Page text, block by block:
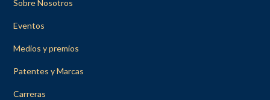
Sobre Nosotros
Eventos
Medios y premios
Patentes y Marcas
Carreras